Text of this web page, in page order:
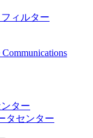
ィルター
Communications
ター
タセンター